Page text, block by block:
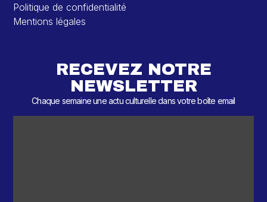
Politique de confidentialité
Mentions légales
RECEVEZ NOTRE
NEWSLETTER
Chaque semaine une actu culturelle dans votre boîte email